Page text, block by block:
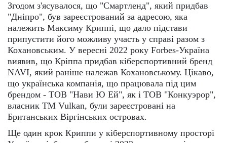
Згодом з'ясувалося, що "Смартленд", який придбав
"Дніпро", був зареєстрований за адресою, яка
належить Максиму Криппі, що дало підстави
припустити його можливу участь у справі разом з
Кохановським. У вересні 2022 року Forbes-Україна
виявив, що Кріппа придбав кіберспортивний бренд
NAVI, який раніше належав Кохановському. Цікаво,
що українська компанія, що працювала під цим
брендом - ТОВ "Нави Ю Ей", як і ТОВ "Конкуэрор",
власник ТМ Vulkan, були зареєстровані на
Британських Віргінських островах.
Ще один крок Криппи у кіберспортивному просторі